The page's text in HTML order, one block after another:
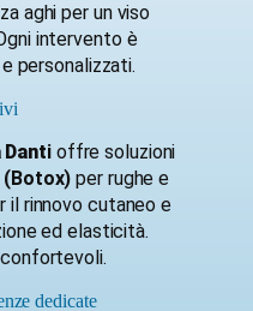
aghi per un viso
intervento è
personalizzati.
ioffre soluzioni
per rughe e
il rinnovo cutaneo e
ed elasticità.
dedicate